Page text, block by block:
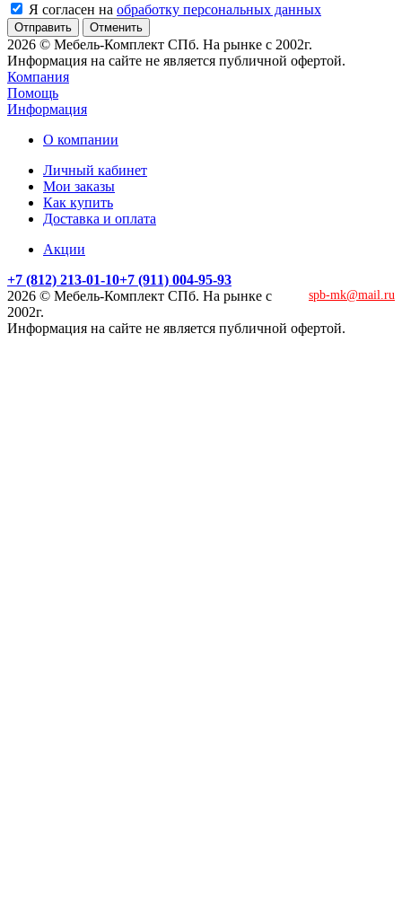
Я согласен на обработку персональных данных
Отменить
2026 © Мебель-Комплект СПб. На рынке с 2002г.
Информация на сайте не является публичной офертой.
Компания
Помощь
Информация
О компании
Личный кабинет
Мои заказы
Как купить
Доставка и оплата
Акции
+7 (812) 213-01-10+7 (911) 004-95-93
spb-mk@mail.ru
2026 © Мебель-Комплект СПб. На рынке с
2002г.
Информация на сайте не является публичной офертой.